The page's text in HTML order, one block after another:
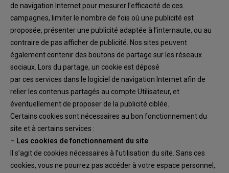
de navigation Internet pour mesurer l’efficacité de ces
campagnes, limiter le nombre de fois où une publicité est
proposée, présenter une publicité adaptée à l’internaute, ou au
contraire de pas afficher de publicité. Nos sites peuvent
également contenir des boutons de partage sur les réseaux
sociaux. Lors du partage, un cookie est déposé
par ces services dans le logiciel de navigation Internet afin de
relier les contenus partagés au compte Utilisateur, et
éventuellement de proposer de la publicité ciblée.
Certains cookies sont nécessaires au bon fonctionnement du
site et à certains services :
– Les cookies defonctionnement du site
Il s’agit de cookies nécessaires à l’utilisation du site Sans ces
cookies, vous ne pourrez pas accéder à votre espace personnel ,